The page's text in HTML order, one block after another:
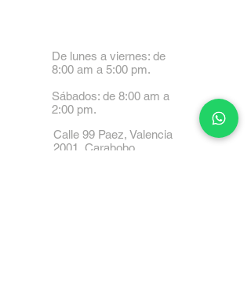
De lunes a viernes: de
8:00 am a 5:00 pm.
Sábados: de 8:00 am a
2:00 pm.
Calle 99 Paez, Valencia
2001, Carabobo